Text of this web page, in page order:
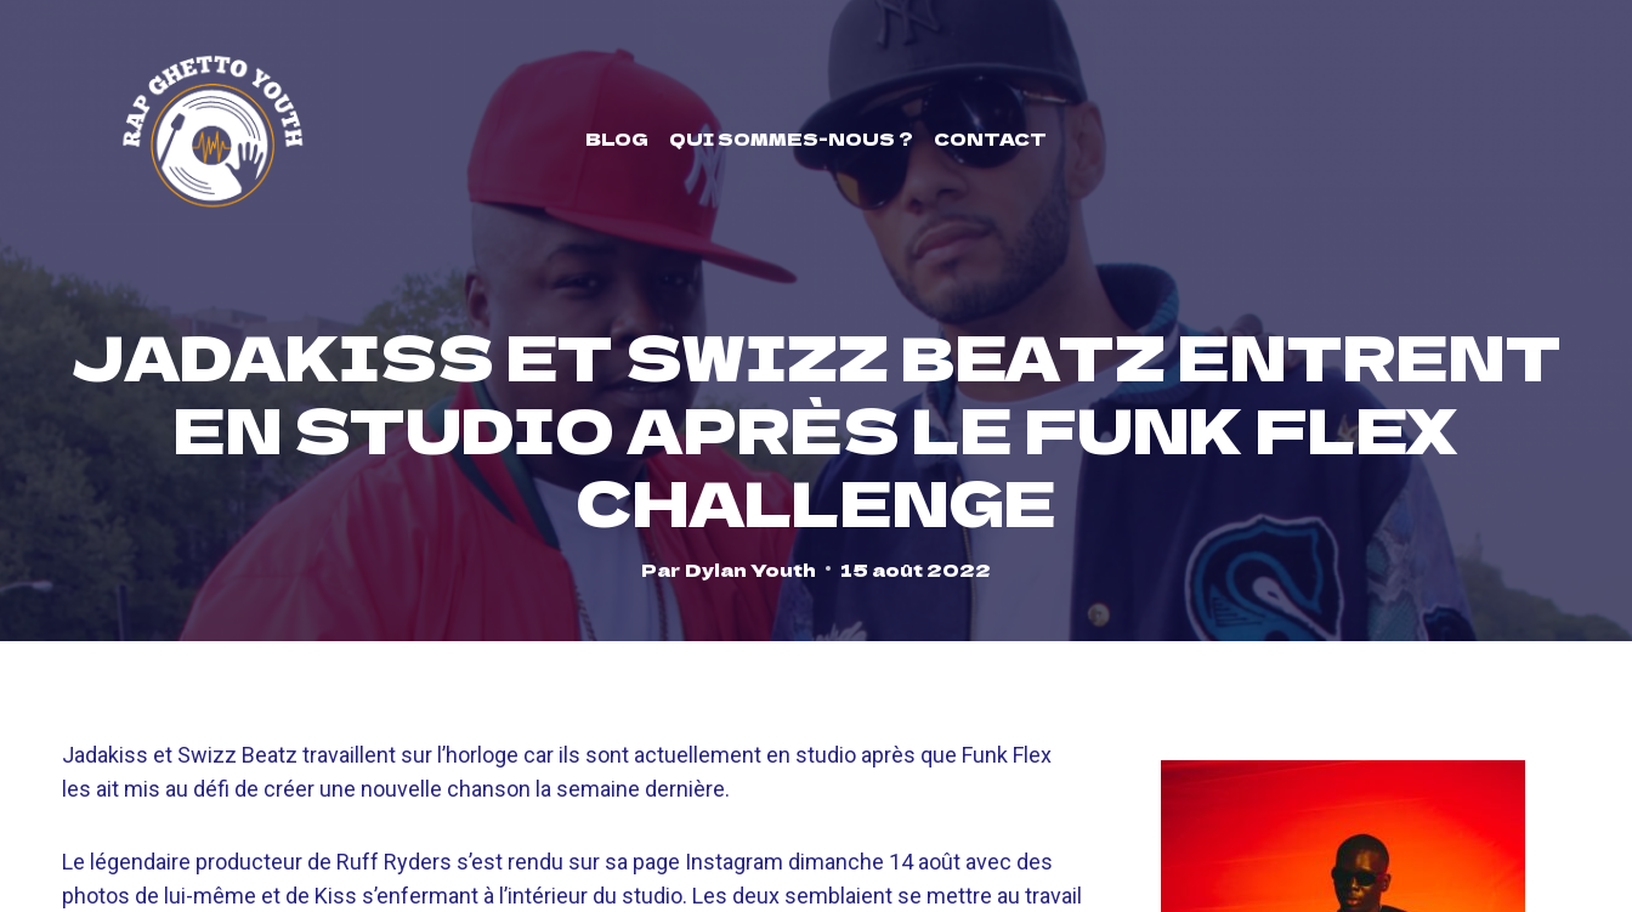
BLOG QUI SOMMES-NOUS ? CONTACT
JADAKISS ET SWIZZ BEATZ ENTRENT
EN STUDIO APRÈS LE FUNK FLEX
CHALLENGE
Par Dylan Youth 15 août 2022
Jadakiss et Swizz Beatz travaillent sur l’horloge car ils sont actuellement en studio après que Funk Flex
les ait mis au défi de créer une nouvelle chanson la semaine dernière.
Le légendaire producteur de Ruff Ryders s’est rendu sur sa page Instagram dimanche 14 août avec des
photos de lui-même et de Kiss s’enfermant à l’intérieur du studio. Les deux semblaient se mettre au travail